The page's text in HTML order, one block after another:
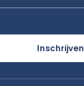
Inschrijven